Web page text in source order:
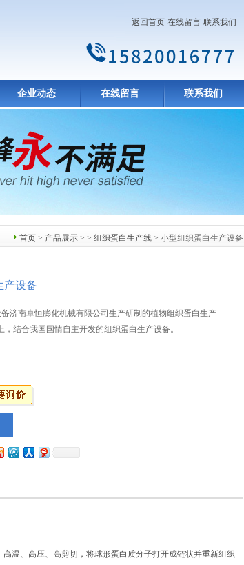
返回首页 在线留言 联系我们
企业动态 在线留言 联系我们
首页 > 产品展示 > > 组织蛋白生产线 > 小型组织蛋白生产设备
产设备
济南卓恒膨化机械有限公司生产研制的植物组织蛋白生产
，结合我国国情自主开发的组织蛋白生产设备。
、高压、高剪切，将球形蛋白质分子打开成链状并重新组织